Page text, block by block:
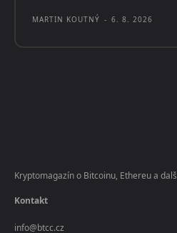
MARTIN KOUTNÝ - 6. 8. 2026
Kryptomagazín o Bitcoinu, Ethereu a
Kontakt
info@btcc.cz